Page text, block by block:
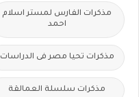
مذكرات الفارس لمستر اسلام
احمد
مذكرات تحيا مصر فى الدراسات
مذكرات سلسلة العمالقة